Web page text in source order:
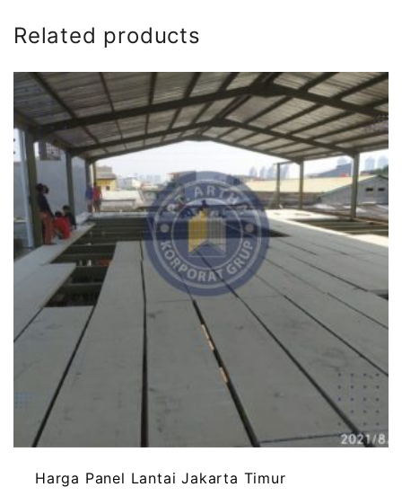
Related products
Harga Panel Lantai Jakarta Timur